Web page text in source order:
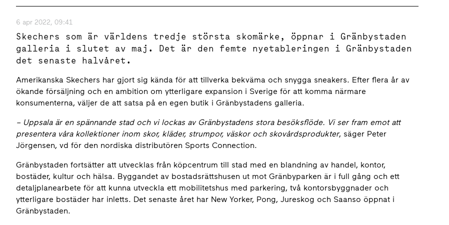
6 apr 2022, 09:41
Skechers som är världens tredje största skomärke, öppnar i Gränbystaden
galleria i slutet av maj. Det är den femte nyetableringen i Gränbystaden
det senaste halvåret.
Amerikanska Skechers har gjort sig kända för att tillverka bekväma och snygga sneakers. Efter flera år av
ökande försäljning och en ambition om ytterligare expansion i Sverige för att komma närmare
konsumenterna, väljer de att satsa på en egen butik i Gränbystadens galleria.
– Uppsala är en spännande stad och vi lockas av Gränbystadens stora besöksflöde. Vi ser fram emot att
presentera våra kollektioner inom skor, kläder, strumpor, väskor och skovårdsprodukter, säger Peter
Jörgensen, vd för den nordiska distributören Sports Connection.
Gränbystaden fortsätter att utvecklas från köpcentrum till stad med en blandning av handel, kontor,
bostäder, kultur och hälsa. Byggandet av bostadsrättshusen ut mot Gränbyparken är i full gång och ett
detaljplanearbete för att kunna utveckla ett mobilitetshus med parkering, två kontorsbyggnader och
ytterligare bostäder har inletts. Det senaste året har New Yorker, Pong, Jureskog och Saanso öppnat i
Gränbystaden.